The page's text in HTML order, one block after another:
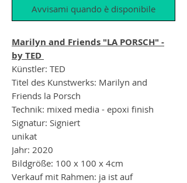
Avvisami quando è disponibile
Marilyn and Friends "LA PORSCH" -
by TED
Künstler: TED
Titel des Kunstwerks: Marilyn and
Friends la Porsch
Technik: mixed media - epoxi finish
Signatur: Signiert
unikat
Jahr: 2020
Bildgröße: 100 x 100 x 4cm
Verkauf mit Rahmen: ja ist auf